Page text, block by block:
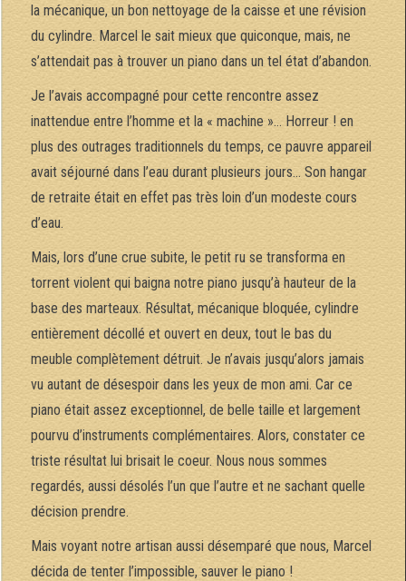
la mécanique, un bon nettoyage de la caisse et une révision
du cylindre. Marcel le sait mieux que quiconque, mais, ne
s’attendait pas à trouver un piano dans un tel état d’abandon.
Je l’avais accompagné pour cette rencontre assez
inattendue entre l’homme et la « machine »… Horreur ! en
plus des outrages traditionnels du temps, ce pauvre appareil
avait séjourné dans l’eau durant plusieurs jours… Son hangar
de retraite était en effet pas très loin d’un modeste cours
d’eau.
Mais, lors d’une crue subite, le petit ru se transforma en
torrent violent qui baigna notre piano jusqu’à hauteur de la
base des marteaux. Résultat, mécanique bloquée, cylindre
entièrement décollé et ouvert en deux, tout le bas du
meuble complètement détruit. Je n’avais jusqu’alors jamais
vu autant de désespoir dans les yeux de mon ami. Car ce
piano était assez exceptionnel, de belle taille et largement
pourvu d’instruments complémentaires. Alors, constater ce
triste résultat lui brisait le coeur. Nous nous sommes
regardés, aussi désolés l’un que l’autre et ne sachant quelle
décision prendre.
Mais voyant notre artisan aussi désemparé que nous, Marcel
décida de tenter l’impossible, sauver le piano !